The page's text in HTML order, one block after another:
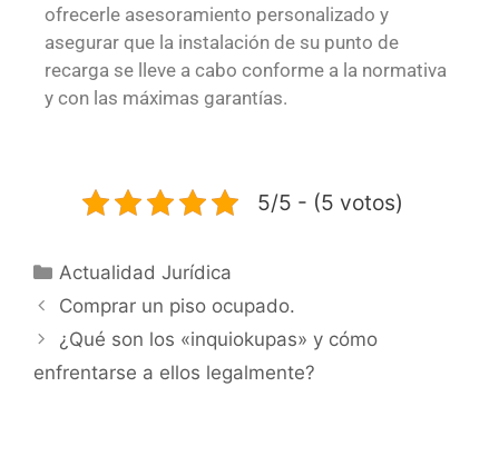
ofrecerle asesoramiento personalizado y
asegurar que la instalación de su punto de
recarga se lleve a cabo conforme a la normativa
y con las máximas garantías.
5/5 - (5 votos)
Actualidad Jurídica
Comprar un piso ocupado.
¿Qué son los «inquiokupas» y cómo
enfrentarse a ellos legalmente?